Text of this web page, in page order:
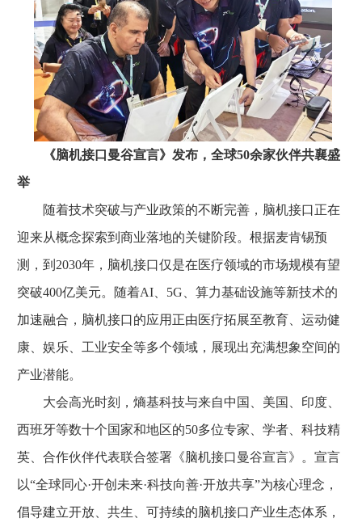
《脑机接口曼谷宣言》发布，全球50余家伙伴共襄盛
举
随着技术突破与产业政策的不断完善，脑机接口正在
迎来从概念探索到商业落地的关键阶段。根据麦肯锡预
测，到2030年，脑机接口仅是在医疗领域的市场规模有望
突破400亿美元。随着AI、5G、算力基础设施等新技术的
加速融合，脑机接口的应用正由医疗拓展至教育、运动健
康、娱乐、工业安全等多个领域，展现出充满想象空间的
产业潜能。
大会高光时刻，熵基科技与来自中国、美国、印度、
西班牙等数十个国家和地区的50多位专家、学者、科技精
英、合作伙伴代表联合签署《脑机接口曼谷宣言》。宣言
以“全球同心·开创未来·科技向善·开放共享”为核心理念，
倡导建立开放、共生、可持续的脑机接口产业生态体系，